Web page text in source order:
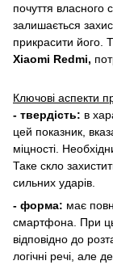
почуття власного
залишається
прикрасити його.
Xiaomi Redmi,
Ключові аспекти
- твердість: в
цей показник,
міцності.
Таке скло
сильних ударів.
- форма: має
смартфона. При
відповідно до
логічні речі, але